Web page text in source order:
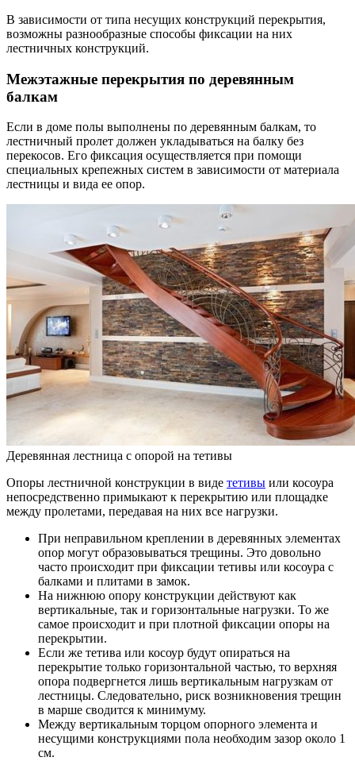
В зависимости от типа несущих конструкций перекрытия,
возможны разнообразные способы фиксации на них
лестничных конструкций.
Межэтажные перекрытия по деревянным
балкам
Если в доме полы выполнены по деревянным балкам, то
лестничный пролет должен укладываться на балку без
перекосов. Его фиксация осуществляется при помощи
специальных крепежных систем в зависимости от материала
лестницы и вида ее опор.
Деревянная лестница с опорой на тетивы
Опоры лестничной конструкции в виде тетивы или косоура
непосредственно примыкают к перекрытию или площадке
между пролетами, передавая на них все нагрузки.
При неправильном креплении в деревянных элементах
опор могут образовываться трещины. Это довольно
часто происходит при фиксации тетивы или косоура с
балками и плитами в замок.
На нижнюю опору конструкции действуют как
вертикальные, так и горизонтальные нагрузки. То же
самое происходит и при плотной фиксации опоры на
перекрытии.
Если же тетива или косоур будут опираться на
перекрытие только горизонтальной частью, то верхняя
опора подвергнется лишь вертикальным нагрузкам от
лестницы. Следовательно, риск возникновения трещин
в марше сводится к минимуму.
Между вертикальным торцом опорного элемента и
несущими конструкциями пола необходим зазор около 1
см.